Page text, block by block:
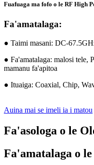
Fuafuaga ma fofo o le RF High
Fa'amatalaga:
● Taimi masani: DC-
● Fa'amatalaga: malosi tele,
mamanu fa'apitoa
● Ituaiga: Coaxial, Chip,
Auina mai se imeli ia i matou
Fa'asologa o le
Fa'amatalaga o